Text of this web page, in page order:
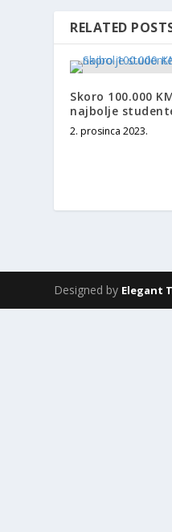
RELATED
Skoro 100.000
najbolje
2. prosinca 2023.
Designed by Elegant